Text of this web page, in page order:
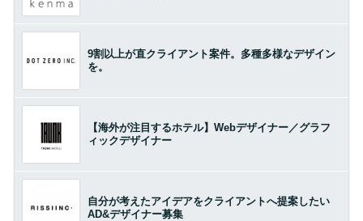
9割以上が直クライアント案件。多種多様なデザイン
を。
【海外が注目するホテル】Webデザイナー／グラフ
ィックデザイナー
自分が考えたアイデアをクライアントへ提案したい
AD&デザイナー募集